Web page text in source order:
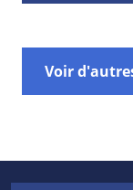
Voir